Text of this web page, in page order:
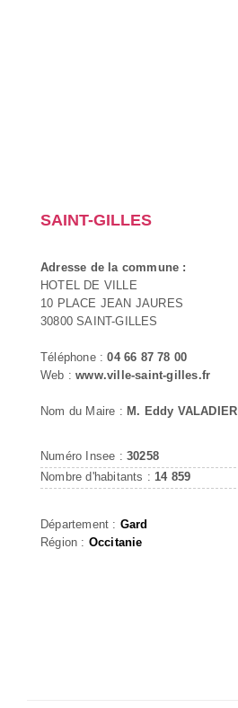
SAINT-GILLES
Adresse de la commune :
HOTEL DE VILLE
10 PLACE JEAN JAURES
30800 SAINT-GILLES
Téléphone :04 66 87 78 00
Web :www.ville-saint-gilles.fr
Nom du Maire : M. Eddy VALADIER
Numéro Insee : 30258
Nombre d'habitants : 14 859
Département : Gard
Région : Occitanie